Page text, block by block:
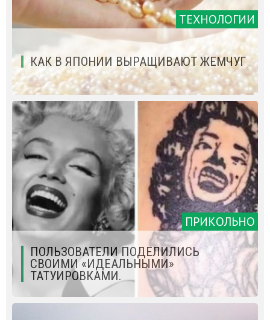
ТЕХНОЛОГИИ
КАК В ЯПОНИИ ВЫРАЩИВАЮТ ЖЕМЧУГ
ПРИКОЛЬНО
ПОЛЬЗОВАТЕЛИ ПОДЕЛИЛИСЬ
СВОИМИ «ИДЕАЛЬНЫМИ»
ТАТУИРОВКАМИ.